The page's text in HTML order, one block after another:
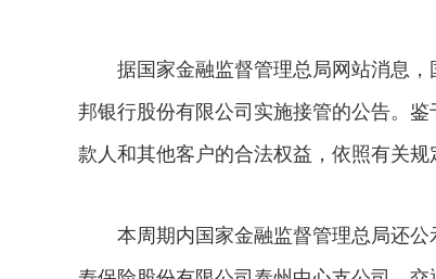
据国家金融监督管理总局网站消息，
邦银行股份有限公司实施接管的公告。
款人和其他客户的合法权益，依照有关
本周期内国家金融监督管理总局还公